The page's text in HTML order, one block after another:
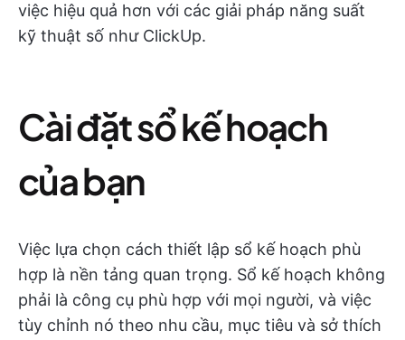
việc hiệu quả hơn với các giải pháp năng suất
kỹ thuật số như ClickUp.
Cài đặt sổ kế hoạch
của bạn
Việc lựa chọn cách thiết lập sổ kế hoạch phù
hợp là nền tảng quan trọng. Sổ kế hoạch không
phải là công cụ phù hợp với mọi người, và việc
tùy chỉnh nó theo nhu cầu, mục tiêu và sở thích